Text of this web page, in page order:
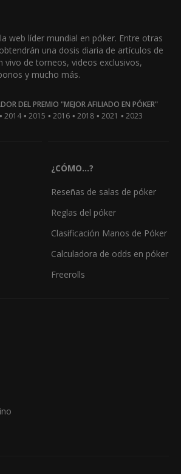
web líder mundial en póker. Entre otras
una dosis diaria de artículos de
vivo de torneos, videos exclusivos,
y mucho más.
DEL PREMIO "MEJOR AFILIADO EN PÓKER"
• 2014 • 2015 • 2016 • 2018 • 2021 • 2023
¿CÓMO...?
Reseñas de salas de póker
Reglas del póker
Clasificación Manos de Póker
Calculadora de odds en póker
Freerolls